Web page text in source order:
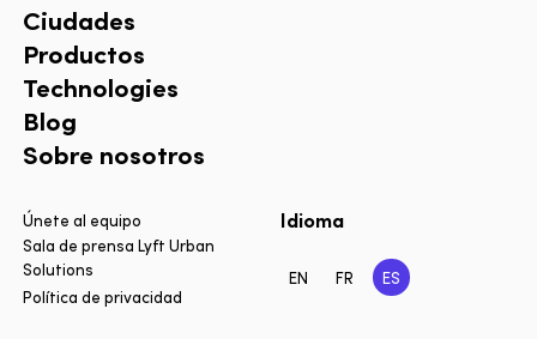
Ciudades
Productos
Technologies
Blog
Sobre nosotros
Únete al equipo
Sala de prensa Lyft Urban
Solutions
Política de privacidad
Idioma
EN FR ES